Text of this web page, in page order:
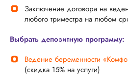
Заключение договора на
любого триместра на любом
Выбрать депозитную программу:
Ведение беременности
(скидка 15% на услуги)